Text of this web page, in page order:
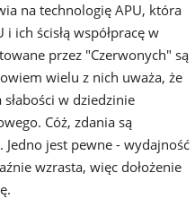
na technologię APU, która
i ich ścisłą współpracę w
przez "Czerwonych" są
wielu z nich uważa, że
w dziedzinie
Cóż, zdania są
jest pewne - wydajność
wzrasta, więc dołożenie